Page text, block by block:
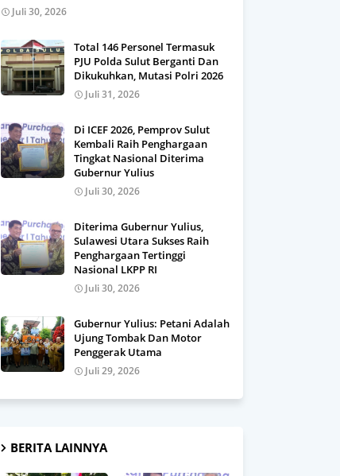
Juli 30, 2026
Total 146 Personel Termasuk
PJU Polda Sulut Berganti Dan
Dikukuhkan, Mutasi Polri 2026
Juli 31, 2026
Di ICEF 2026, Pemprov Sulut
Kembali Raih Penghargaan
Tingkat Nasional Diterima
Gubernur Yulius
Juli 30, 2026
Diterima Gubernur Yulius,
Sulawesi Utara Sukses Raih
Penghargaan Tertinggi
Nasional LKPP RI
Juli 30, 2026
Gubernur Yulius: Petani Adalah
Ujung Tombak Dan Motor
Penggerak Utama
Juli 29, 2026
BERITA LAINNYA